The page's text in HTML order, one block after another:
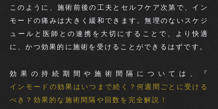
このように、施術前後の工夫とセルフケア次第で、イン
モードの痛みは大きく緩和できます。無理のないスケジ
ュールと医師との連携を大切にすることで、より快適
に、かつ効果的に施術を受けることができるはずです。
効果の持続期間や施術間隔については、『
インモードの効果はいつまで続く？何週間ごとに受ける
べき？効果的な施術間隔や回数を完全解説！